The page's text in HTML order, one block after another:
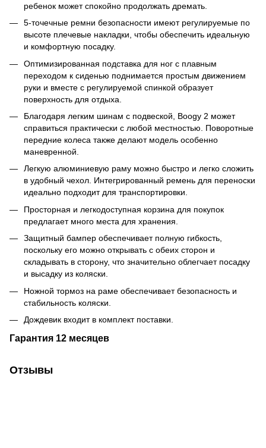
ребенок может спокойно продолжать дремать.
5-точечные ремни безопасности имеют регулируемые по
высоте плечевые накладки, чтобы обеспечить идеальную
и комфортную посадку.
Оптимизированная подставка для ног с плавным
переходом к сиденью поднимается простым движением
руки и вместе с регулируемой спинкой образует
поверхность для отдыха.
Благодаря легким шинам с подвеской, Boogy 2 может
справиться практически с любой местностью. Поворотные
передние колеса также делают модель особенно
маневренной.
Легкую алюминиевую раму можно быстро и легко сложить
в удобный чехол. Интегрированный ремень для переноски
идеально подходит для транспортировки.
Просторная и легкодоступная корзина для покупок
предлагает много места для хранения.
Защитный бампер обеспечивает полную гибкость,
поскольку его можно открывать с обеих сторон и
складывать в сторону, что значительно облегчает посадку
и высадку из коляски.
Ножной тормоз на раме обеспечивает безопасность и
стабильность коляски.
Дождевик входит в комплект поставки.
Гарантия 12 месяцев
Отзывы